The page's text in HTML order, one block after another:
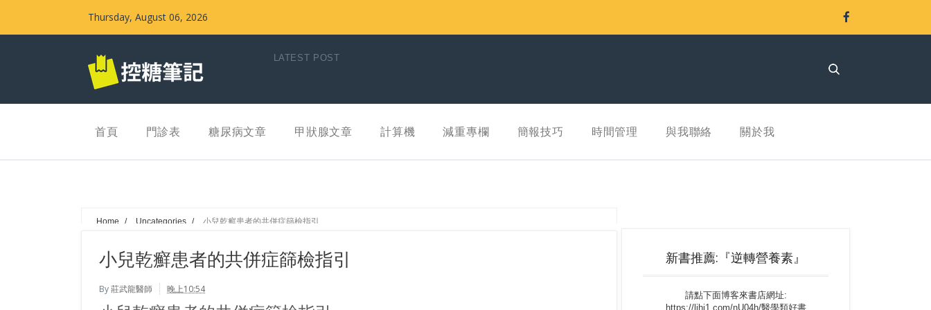
Thursday, August 06, 2026
LATEST POST
首頁 門診表 糖尿病文章 甲狀腺文章 計算機 減重專欄 簡報技巧 時間管理 與我聯絡 關於我
Home / Uncategories / 小兒乾癬患者的共併症篩檢指引
小兒乾癬患者的共併症篩檢指引
By莊武龍醫師 晚上10:54
新書推薦:『逆轉營養素』
請點下面博客來書店網址:
https://lihi1.com/nU04h/醫學類好書